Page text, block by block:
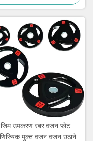
जिम उपकरण रबर वजन प्लेट
मुक्त वजन वजन उठाने